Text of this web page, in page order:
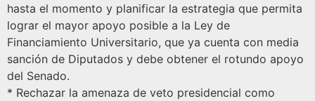
hasta el momento y planificar la estrategia que permita
lograr el mayor apoyo posible a la Ley de
Financiamiento Universitario, que ya cuenta con media
sanción de Diputados y debe obtener el rotundo apoyo
del Senado.
* Rechazar la amenaza de veto presidencial como